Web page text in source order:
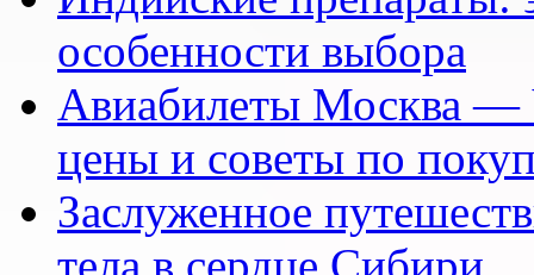
особенности выбора
Авиабилеты Москва —
цены и советы по
Заслуженное